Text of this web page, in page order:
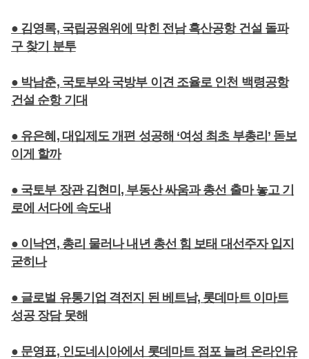
● 김영록, 국립공원위에 막힌 전남 흑산공항 건설 돌파
구 찾기 분투
● 박남춘, 국토부와 국방부 이견 조율로 인천 백령공항
건설 순항 기대
● 유은혜, 대입제도 개편 성공해 ‘여성 최초 부총리’ 돋보
이게 할까
● 국토부 장관 김현미, 부동산 싸움과 총선 출마 놓고 기
로에 서다에 속도내
● 이낙연, 총리 물러나 내년 총선 힘 보태 대선주자 입지
굳히나
● 글로벌 유통기업 격전지 된 베트남, 롯데마트 이마트
성공 장담 못해
● 문영표, 인도네시아에서 롯데마트 점포 늘려 온라인유